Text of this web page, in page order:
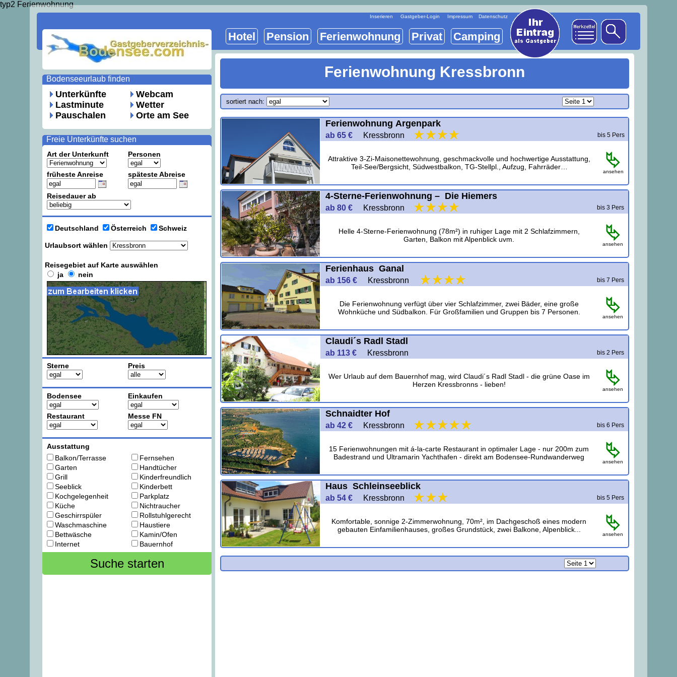
typ2 Ferienwohnung
Unterkünfte
Lastminute
Pauschalen
Webcam
Wetter
Orte am See
Bodenseeurlaub finden
Art der Unterkunft Personen
früheste Anreise späteste Abreise
Reisedauer ab
Urlaubsort wählen
Deutschland Österreich Schweiz
Reisegebiet auf Karte auswählen
ja
nein
Sterne Preis
Bodensee Einkaufen
Restaurant Messe FN
Ausstattung
Balkon/Terrasse
Garten
Grill
Seeblick
Kochgelegenheit
Küche
Geschirrspüler
Waschmaschine
Bettwäsche
Internet
Fernsehen
Handtücher
Kinderfreundlich
Kinderbett
Parkplatz
Nichtraucher
Rollstuhlgerecht
Haustiere
Kamin/Ofen
Bauernhof
Freie Unterkünfte suchen
Hotel Pension Ferienwohnung Privat Camping
Ferienwohnung Kressbronn
sortiert nach:
Ferienwohnung Argenpark
ab 65 € Kressbronn bis 5 Pers
Attraktive 3-Zi-Maisonettewohnung, geschmackvolle und hochwertige Ausstattung,
Teil-See/Bergsicht, Südwestbalkon, TG-Stellpl., Aufzug, Fahrräder…
ansehen
4-Sterne-Ferienwohnung – Die Hiemers
ab 80 € Kressbronn bis 3 Pers
Helle 4-Sterne-Ferienwohnung (78m²) in ruhiger Lage mit 2 Schlafzimmern,
Garten, Balkon mit Alpenblick uvm.
ansehen
Ferienhaus Ganal
ab 156 € Kressbronn bis 7 Pers
Die Ferienwohnung verfügt über vier Schlafzimmer, zwei Bäder, eine große
Wohnküche und Südbalkon. Für Großfamilien und Gruppen bis 7 Personen.
ansehen
Claudi´s Radl Stadl
ab 113 € Kressbronn bis 2 Pers
Wer Urlaub auf dem Bauernhof mag, wird Claudi´s Radl Stadl - die grüne Oase im
Herzen Kressbronns - lieben!
ansehen
Schnaidter Hof
ab 42 € Kressbronn bis 6 Pers
15 Ferienwohnungen mit á-la-carte Restaurant in optimaler Lage - nur 200m zum
Badestrand und Ultramarin Yachthafen - direkt am Bodensee-Rundwanderweg
ansehen
Haus Schleinseeblick
ab 54 € Kressbronn bis 5 Pers
Komfortable, sonnige 2-Zimmerwohnung, 70m², im Dachgeschoß eines modern
gebauten Einfamilienhauses, großes Grundstück, zwei Balkone, Alpenblick...
ansehen
Inserieren Gastgeber-Login Impressum Datenschutz